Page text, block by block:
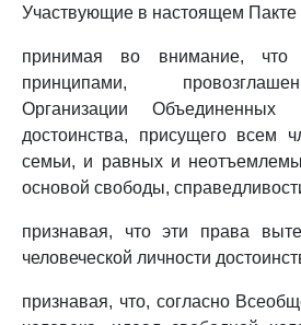
Участвующие в настоящем Пакте
принимая во внимание, что
принципами,
Организации Объединенных
достоинства, присущего всем
семьи, и равных и
основой свободы,
признавая, что эти права
человеческой личности
признавая, что, согласно